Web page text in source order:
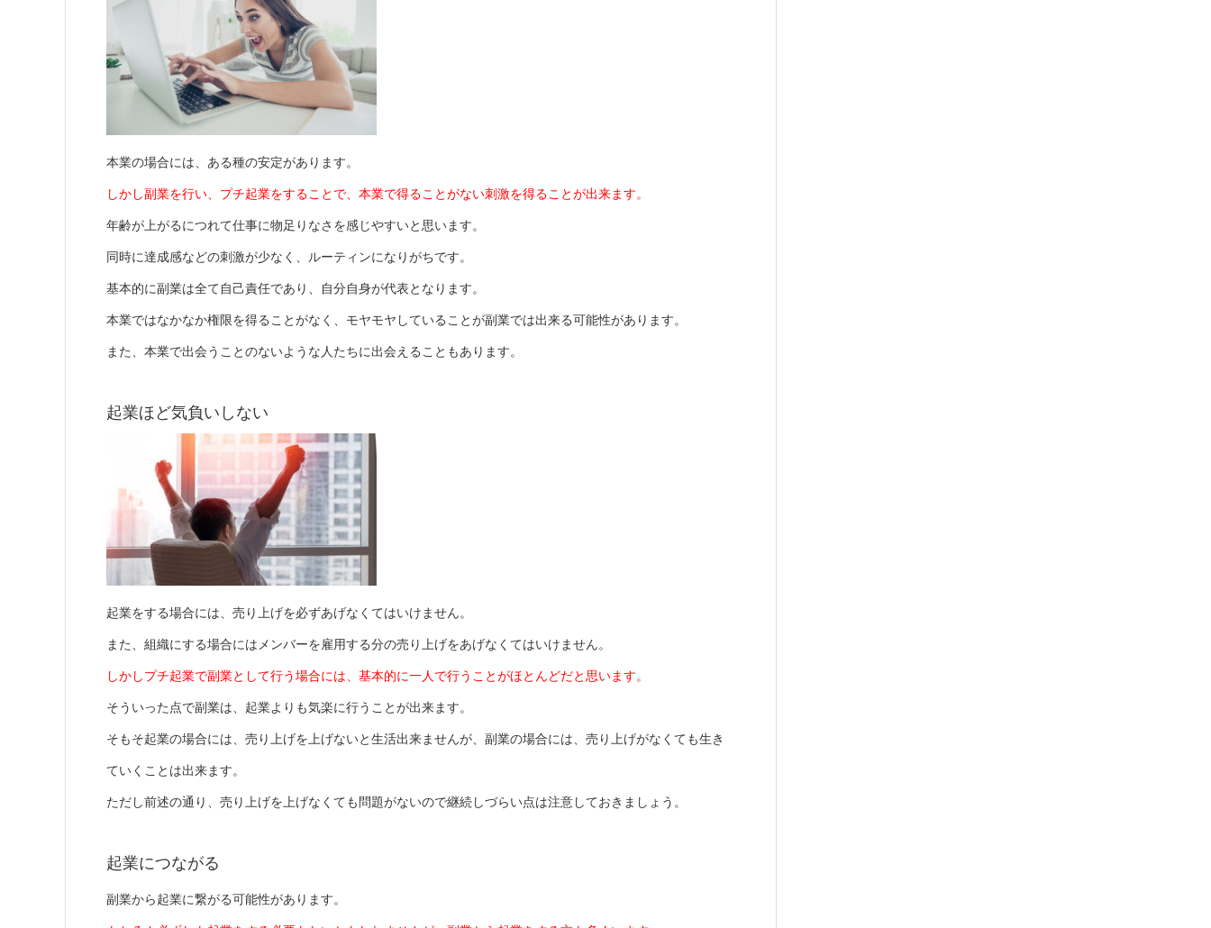
本業の場合には、ある種の安定があります。
しかし副業を行い、プチ起業をすることで、本業で得ることがない刺激を得ることが出来ます。
年齢が上がるにつれて仕事に物足りなさを感じやすいと思います。
同時に達成感などの刺激が少なく、ルーティンになりがちです。
基本的に副業は全て自己責任であり、自分自身が代表となります。
本業ではなかなか権限を得ることがなく、モヤモヤしていることが副業では出来る可能性があります。
また、本業で出会うことのないような人たちに出会えることもあります。
起業ほど気負いしない
起業をする場合には、売り上げを必ずあげなくてはいけません。
また、組織にする場合にはメンバーを雇用する分の売り上げをあげなくてはいけません。
しかしプチ起業で副業として行う場合には、基本的に一人で行うことがほとんどだと思います。
そういった点で副業は、起業よりも気楽に行うことが出来ます。
そもそ起業の場合には、売り上げを上げないと生活出来ませんが、副業の場合には、売り上げがなくても生き
ていくことは出来ます。
ただし前述の通り、売り上げを上げなくても問題がないので継続しづらい点は注意しておきましょう。
起業につながる
副業から起業に繋がる可能性があります。